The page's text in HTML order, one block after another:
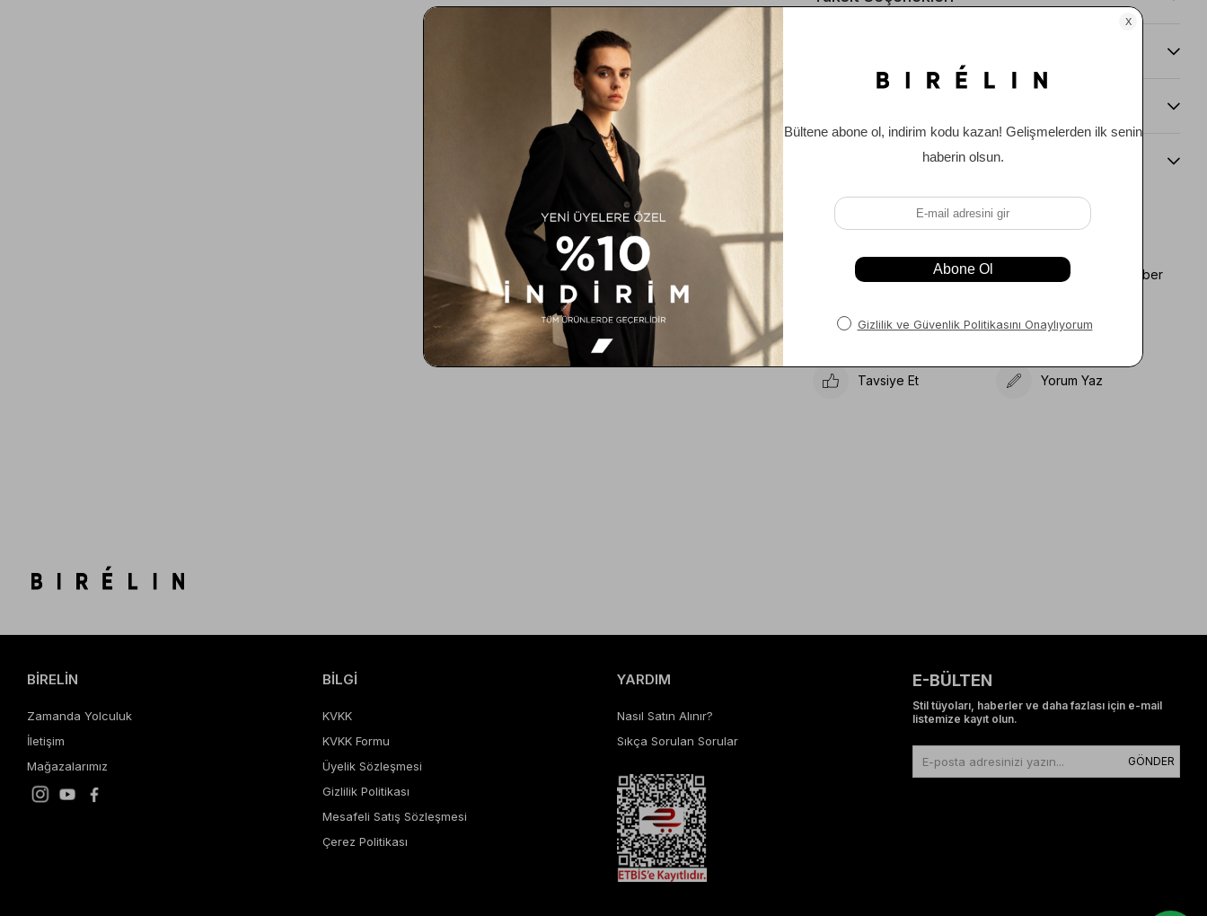
Beden Kılavuzu
Favorilere Ekle Koleksiyona Ekle
Karşılaştır
Fiyat Düşünce Haber
Gelince Haber Ver
Tavsiye Et Yorum Yaz
BİRELİN
Zamanda Yolculuk
İletişim
Mağazalarımız
BİLGİ
KVKK
KVKK Formu
Üyelik Sözleşmesi
Gizlilik Politikası
Mesafeli Satış Sözleşmesi
Çerez Politikası
YARDIM
Nasıl Satın Alınır?
Sıkça Sorulan Sorular
E-BÜLTEN
Stil tüyoları, haberler ve daha fazlası için e-mail
listemize kayıt olun.
GÖNDER